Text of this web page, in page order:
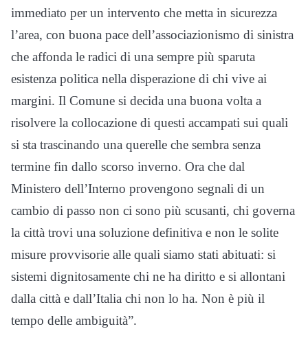
immediato per un intervento che metta in sicurezza
l’area, con buona pace dell’associazionismo di sinistra
che affonda le radici di una sempre più sparuta
esistenza politica nella disperazione di chi vive ai
margini. Il Comune si decida una buona volta a
risolvere la collocazione di questi accampati sui quali
si sta trascinando una querelle che sembra senza
termine fin dallo scorso inverno. Ora che dal
Ministero dell’Interno provengono segnali di un
cambio di passo non ci sono più scusanti, chi governa
la città trovi una soluzione definitiva e non le solite
misure provvisorie alle quali siamo stati abituati: si
sistemi dignitosamente chi ne ha diritto e si allontani
dalla città e dall’Italia chi non lo ha. Non è più il
tempo delle ambiguità”.